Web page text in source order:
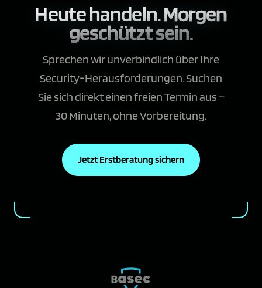
Heute handeln.Morgen
geschützt sein.
Sprechen wir unverbindlich über Ihre
Security-Herausforderungen. Suchen
Sie sich direkt einen freien Termin aus –
30 Minuten, ohne Vorbereitung.
Jetzt Erstberatung sichern